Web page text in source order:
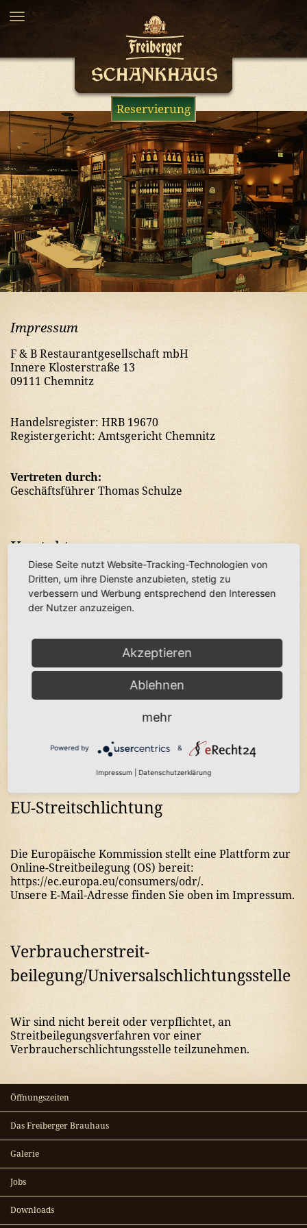
Impressum
F & B Restaurantgesellschaft mbH
Innere Klosterstraße 13
09111 Chemnitz
Handelsregister: HRB 19670
Registergericht: Amtsgericht Chemnitz
Vertreten durch:
Geschäftsführer Thomas Schulze
Kontakt
Telefon: 0351/5004347
Telefax: 0351/5004348
Umsatzsteuer-ID
Umsatzsteuer-Identifikationsnummer gemäß § 27 a
DE221585359
EU-Streitschlichtung
Die Europäische Kommission stellt eine Plattform zur
Online-Streitbeilegung (OS) bereit:
https://ec.europa.eu/consumers/odr/.
Unsere E-Mail-Adresse finden Sie oben im Impressum.
Verbraucher­streit­
beilegung/Universal­schlichtungs­stelle
Wir sind nicht bereit oder verpflichtet, an
Streitbeilegungsverfahren vor einer
Verbraucherschlichtungsstelle teilzunehmen.
Öffnungszeiten
Das Freiberger Brauhaus
Galerie
Jobs
Downloads
Reservierung
Diese Seite nutzt Website-Tracking-Technologien von
Dritten, um ihre Dienste anzubieten, stetig zu
verbessern und Werbung entsprechend den Interessen
der Nutzer anzuzeigen.
Akzeptieren
Ablehnen
mehr
Powered by &
Impressum Datenschutzerklärung